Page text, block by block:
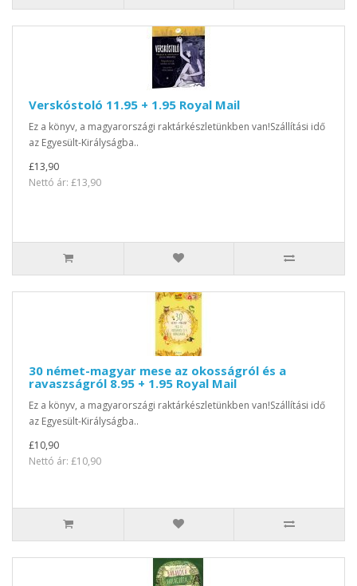
Verskóstoló 11.95 + 1.95 Royal Mail
Ez a könyv, a magyarországi raktárkészletünkben van!Szállítási idő
az Egyesült-Királyságba..
£13,90
Nettó ár: £13,90
30 német-magyar mese az okosságról és a
ravaszságról 8.95 + 1.95 Royal Mail
Ez a könyv, a magyarországi raktárkészletünkben van!Szállítási idő
az Egyesült-Királyságba..
£10,90
Nettó ár: £10,90